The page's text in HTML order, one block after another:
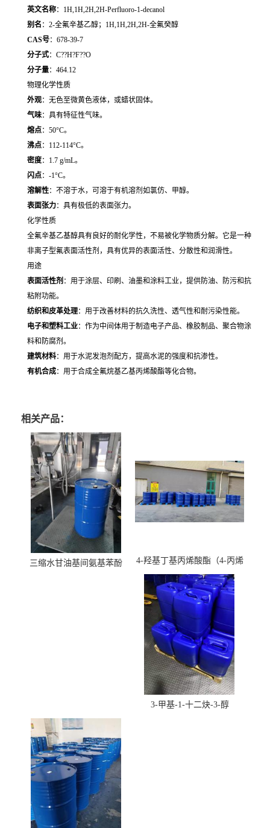
英文名称：1H,1H,2H,2H-Perfluoro-1-decanol
别名 ：2-全氟辛基乙醇；1H,1H,2H,2H-全氟癸醇
CAS号：678-39-7
分子式：C??H?F??O
分子量：464.12
物理化学性质
外观：无色至微黄色液体，或蜡状固体。
气味：具有特征性气味。
熔点：50°C。
沸点：112-114°C。
密度：1.7 g/mL。
闪点：-1°C。
溶解性：不溶于水，可溶于有机溶剂如氯仿、甲醇。
表面张力：具有极低的表面张力。
化学性质
全氟辛基乙基醇具有良好的耐化学性，不易被化学物质分解。它是一种
非离子型氟表面活性剂，具有优异的表面活性、分散性和润滑性。
用途
表面活性剂 ：用于涂层、印刷、油墨和涂料工业，提供防油、防污和抗
粘附功能。
纺织和皮革处理：用于改善材料的抗久洗性、透气性和耐污染性能。
电子和塑料工业：作为中间体用于制造电子产品、橡胶制品、聚合物涂
料和防腐剂。
建筑材料：用于水泥发泡剂配方，提高水泥的强度和抗渗性。
有机合成：用于合成全氟烷基乙基丙烯酸酯等化合物。
相关产品：
三缩水甘油基间氨基苯酚
4-羟基丁基丙烯酸酯（4-丙烯
酸羟丁酯）
3-甲基-1-十二炔-3-醇